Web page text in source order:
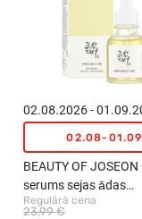
02.08.2026 -
02.08-01.09
BEAUTY OF
serums sejas ādas
mirdzumam, 30ml
Regulārā cena
23,99 €